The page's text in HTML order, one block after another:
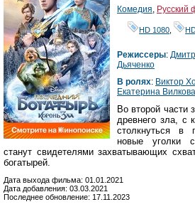
Комедия, Русский
HD 1080
Режиссеры:
Дьяченко
В ролях: Виктор
Екатерина Вилкова
Во второй части
древнего зла, с
столкнуться в
новые уголки
станут свидетелями захватывающих
богатырей.
Дата выхода фильма: 01.01.2021
Дата добавления: 03.03.2021
Последнее обновление: 17.11.2023